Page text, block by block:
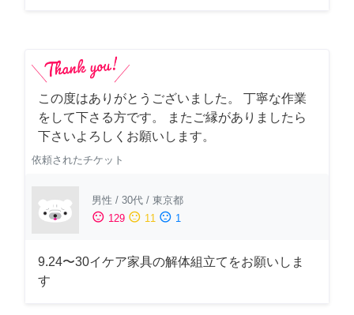
この度はありがとうございました。 丁寧な作業
をして下さる方です。 またご縁がありましたら
下さいよろしくお願いします。
依頼されたチケット
男性 / 30代 / 東京都
sentiment_satisfied 129 sentiment_neutral 11 sentiment_dissatisfied 1
9.24〜30イケア家具の解体組立てをお願いしま
す